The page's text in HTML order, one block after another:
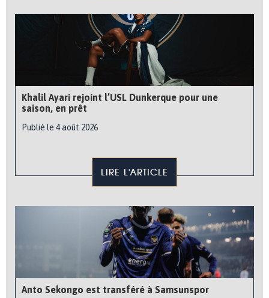
Khalil Ayari rejoint l’USL Dunkerque pour une
saison, en prêt
Publié le 4 août 2026
LIRE L'ARTICLE
Anto Sekongo est transféré à Samsunspor